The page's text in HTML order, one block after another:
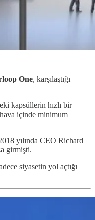
One, karşılaştığı
kapsüllerin hızlı bir
içinde minimum
yılında CEO Richard
girmişti.
siyasetin yol açtığı